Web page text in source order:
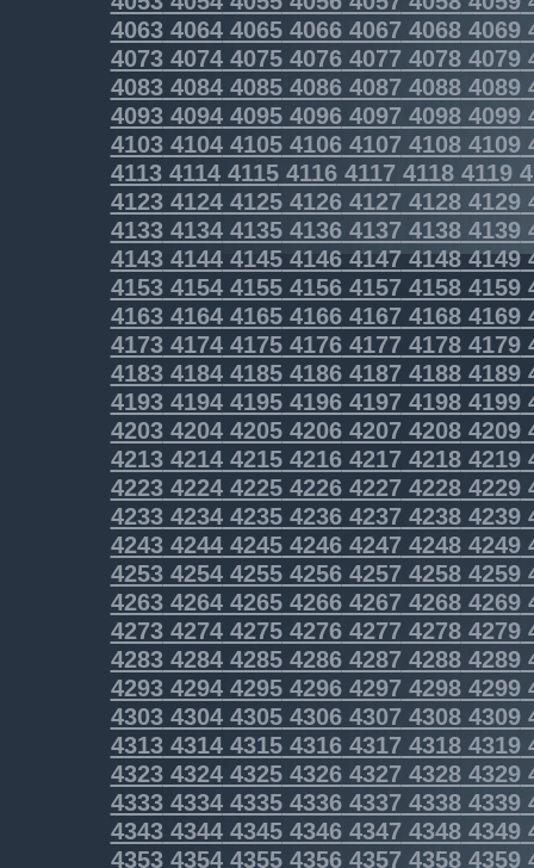
4063406440654066406740684069
40734074407540764077 40784079
40834084408540864087 40884089
40934094409540964097 40984099
41034104410541064107 41084109
41134114411541164117 41184119
41234124412541264127 41284129
41334134413541364137 41384139
4143414441454146414741484149
4153415441554156415741584159
4163416441654166416741684169
4173417441754176417741784179
4183418441854186418741884189
4193419441954196419741984199
4203420442054206420742084209
4213421442154216421742184219
4223422442254226422742284229
4233423442354236423742384239
4243424442454246424742484249
4253425442554256425742584259
4263426442654266426742684269
4273427442754276427742784279
4283428442854286428742884289
4293429442954296429742984299
4303430443054306430743084309
43134314431543164317 43184319
43234324432543264327 43284329
43334334433543364337 43384339
4343434443454346434743484349
4353435443554356435743584359